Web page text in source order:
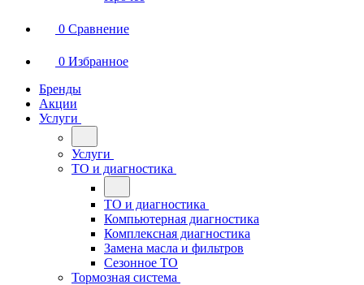
0 Сравнение
0 Избранное
Бренды
Акции
Услуги
Услуги
ТО и диагностика
ТО и диагностика
Компьютерная диагностика
Комплексная диагностика
Замена масла и фильтров
Сезонное ТО
Тормозная система